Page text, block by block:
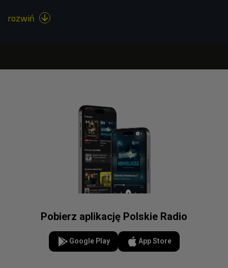
rozwiń 
Pobierz aplikację Polskie Radio
Google Play App Store